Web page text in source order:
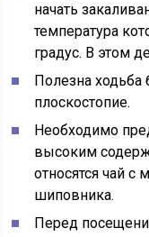
начать
температура
градус. В этом
Полезна
плоскостопие.
Необходимо
высоким
относятся чай
шиповника.
Перед